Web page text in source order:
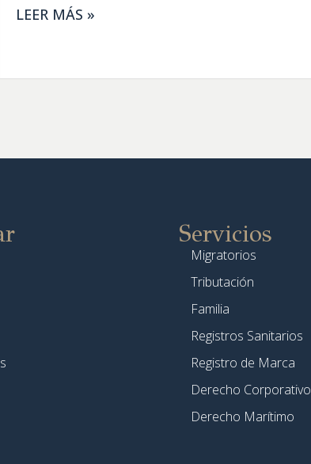
LEER MÁS »
Servicios
Migratorios
Tributación
Familia
Registros Sanitarios
Registro de Marca
Derecho Corporativo
Derecho Marítimo